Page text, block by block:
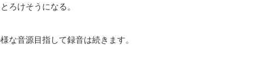
ろけそうになる。
な音源目指して録音は続きます。